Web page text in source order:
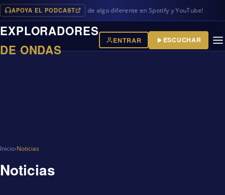
APOYA EL PODCAST
en iVoox, además de algo diferente en Spotify y YouTube!
EXPLORADORES
DE ONDAS
ENTRAR ESCUCHAR
Inicio›Noticias
Noticias